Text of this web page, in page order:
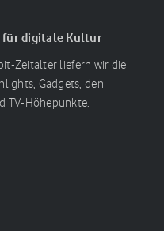
für digitale Kultur
Zeitalter liefern wir die
Gadgets, den
TV-Höhepunkte.